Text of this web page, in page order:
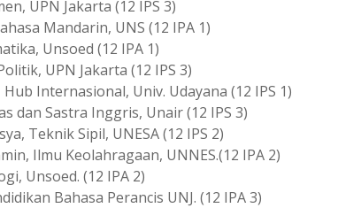
UPN Jakarta (12 IPS 3)
Mandarin, UNS (12 IPA 1)
Unsoed (12 IPA 1)
UPN Jakarta (12 IPS 3)
Internasional, Univ. Udayana (12 IPS 1)
dan Sastra Inggris, Unair (12 IPS 3)
Teknik Sipil, UNESA (12 IPS 2)
Ilmu Keolahragaan, UNNES.(12 IPA 2)
Unsoed. (12 IPA 2)
Bahasa Perancis UNJ. (12 IPA 3)